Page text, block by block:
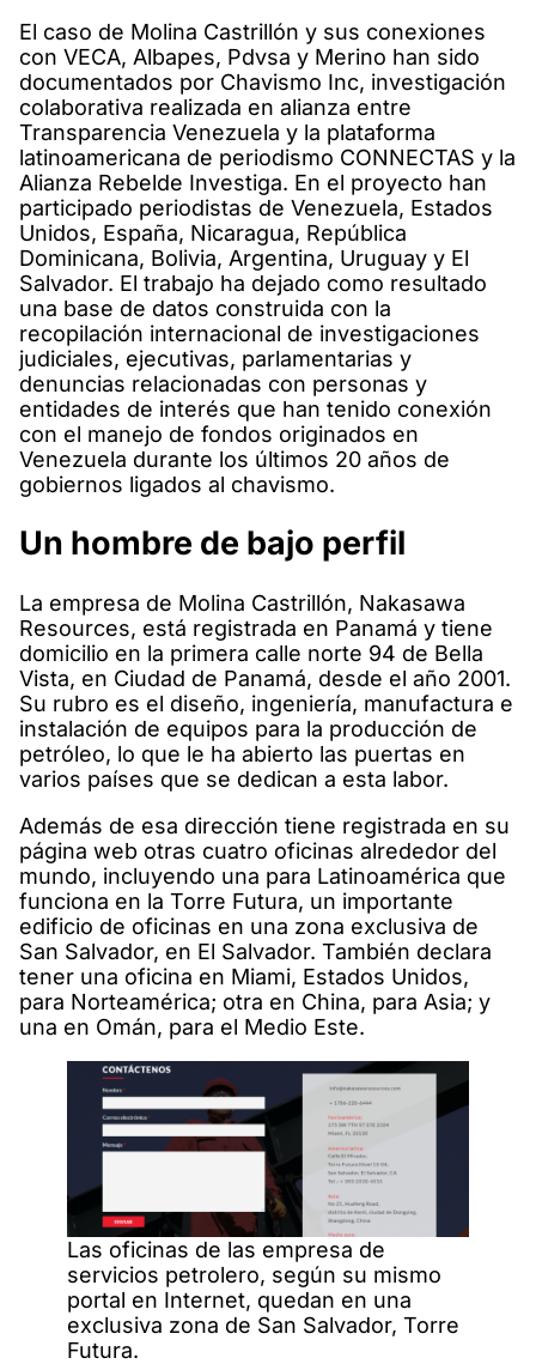
El caso de Molina Castrillón y sus conexiones
con VECA, Albapes, Pdvsa y Merino han sido
documentados por Chavismo Inc, investigación
colaborativa realizada en alianza entre
Transparencia Venezuela y la plataforma
latinoamericana de periodismo CONNECTAS y la
Alianza Rebelde Investiga. En el proyecto han
participado periodistas de Venezuela, Estados
Unidos, España, Nicaragua, República
Dominicana, Bolivia, Argentina, Uruguay y El
Salvador. El trabajo ha dejado como resultado
una base de datos construida con la
recopilación internacional de investigaciones
judiciales, ejecutivas, parlamentarias y
denuncias relacionadas con personas y
entidades de interés que han tenido conexión
con el manejo de fondos originados en
Venezuela durante los últimos 20 años de
gobiernos ligados al chavismo.
Un hombre de bajo perfil
La empresa de Molina Castrillón, Nakasawa
Resources, está registrada en Panamá y tiene
domicilio en la primera calle norte 94 de Bella
Vista, en Ciudad de Panamá, desde el año 2001.
Su rubro es el diseño, ingeniería, manufactura e
instalación de equipos para la producción de
petróleo, lo que le ha abierto las puertas en
varios países que se dedican a esta labor.
Además de esa dirección tiene registrada en su
página web otras cuatro oficinas alrededor del
mundo, incluyendo una para Latinoamérica que
funciona en la Torre Futura, un importante
edificio de oficinas en una zona exclusiva de
San Salvador, en El Salvador. También declara
tener una oficina en Miami, Estados Unidos,
para Norteamérica; otra en China, para Asia; y
una en Omán, para el Medio Este.
Las oficinas de las empresa de
servicios petrolero, según su mismo
portal en Internet, quedan en una
exclusiva zona de San Salvador, Torre
Futura.